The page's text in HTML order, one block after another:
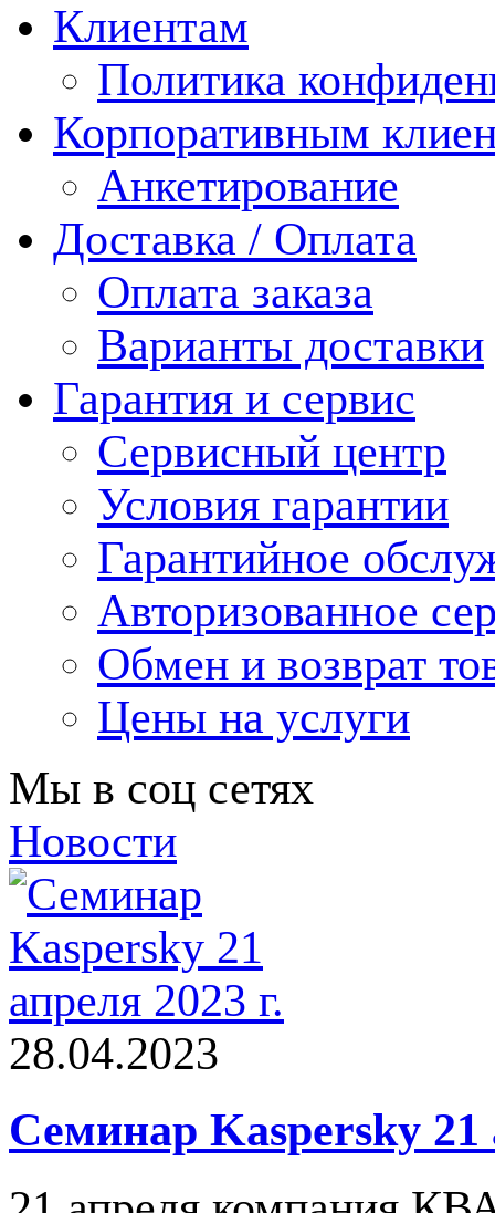
Клиентам
Политика
Корпоративным
Анкетирование
Доставка / Оплата
Оплата заказа
Варианты доставки
Гарантия и сервис
Сервисный центр
Условия гарантии
Гарантийное
Авторизованное
Обмен и возврат
Цены на услуги
Мы в соц сетях
Новости
28.04.2023
Семинар Kaspersky 21